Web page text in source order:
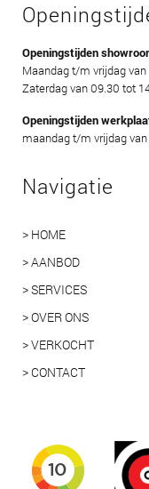
Openingstijden
Maandag t/m vrijdag
Zaterdag van 09.30 tot
Openingstijden
maandag t/m vrijdag
Navigatie
> HOME
> AANBOD
> SERVICES
> OVER ONS
> VERKOCHT
> CONTACT